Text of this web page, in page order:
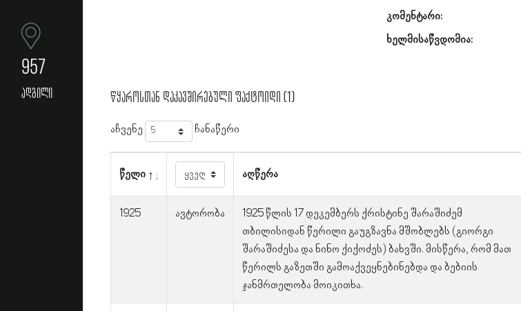
957
ადგილი
კომენტარი:
ხელმისაწვდომია:
წყაროსთან დაკავშირებული ფაქტოიდი (1)
აჩვენე ჩანაწერი
წელი აღწერა
1925 ავტორობა
1925 წლის 17 დეკემბერს ქრისტინე შარაშიძემ
თბილისიდან წერილი გაუგზავნა მშობლებს (გიორგი
შარაშიძესა და ნინო ქიქოძეს) ბახვში. მისწერა, რომ მათ
წერილს გაზეთში გამოაქვეყნებინებდა და ბებიის
ჯანმრთელობა მოიკითხა.